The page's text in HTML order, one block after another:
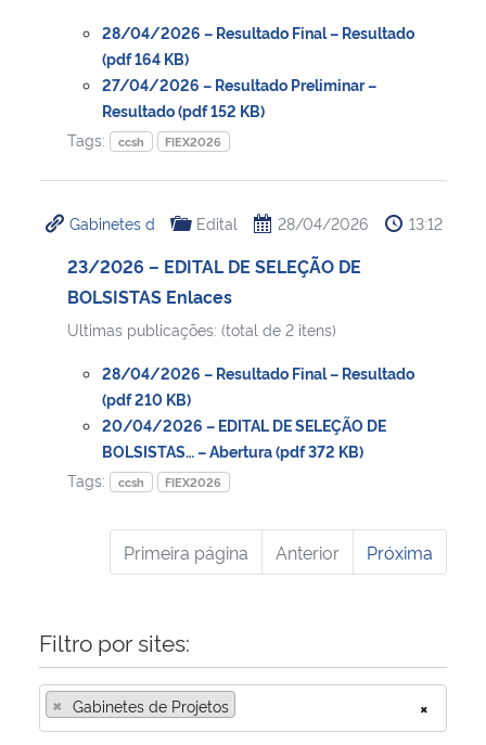
28/04/2026 – Resultado Final – Resultado
(pdf 164 KB)
27/04/2026 – Resultado Preliminar –
Resultado (pdf 152 KB)
Tags:
ccsh FIEX2026
Gabinetes d Edital 28/04/2026 13:12
23/2026 – EDITAL DE SELEÇÃO DE
BOLSISTAS Enlaces
Ultimas publicações: (total de 2 itens)
28/04/2026 – Resultado Final – Resultado
(pdf 210 KB)
20/04/2026 – EDITAL DE SELEÇÃO DE
BOLSISTAS… – Abertura (pdf 372 KB)
Tags:
ccsh FIEX2026
Primeira página Anterior Próxima
Filtro por sites:
×
× Gabinetes de Projetos